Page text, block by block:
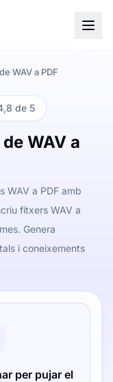
WAV a PDF
de 5
WAV a
WAV a PDF amb
fitxers WAV a
Genera
i coneixements
per pujar el